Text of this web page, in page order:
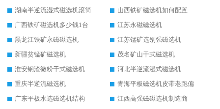
湖南半逆流湿式磁选机滚筒
山西铁矿磁选机如何配置
广西铁矿磁选机多少钱1台
江苏永磁磁选机
黑龙江铁矿永磁磁选机
江苏锰矿选别强磁选机
新疆贫锰矿磁选机
茂名矿山干式磁选机
淮安钢渣微粉干式磁选机
河北半逆流湿式磁选机
重庆半逆流磁选机
青海平板磁选机皮带老跑偏
广东平板水选磁选机结构
江西高强磁磁选机制造商